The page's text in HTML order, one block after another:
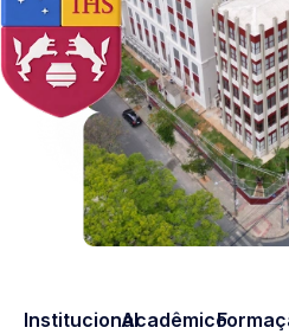
InstitucionalAcadêmico